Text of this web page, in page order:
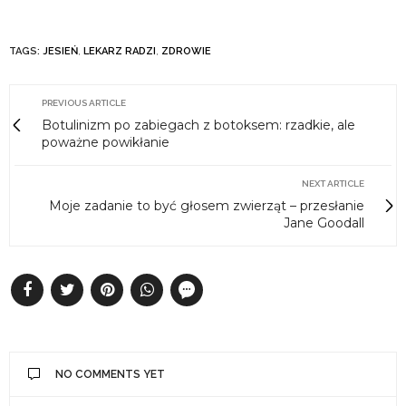
TAGS: JESIEŃ, LEKARZ RADZI , ZDROWIE
PREVIOUS ARTICLE
Botulinizm po zabiegach z botoksem: rzadkie, ale
poważne powikłanie
NEXT ARTICLE
Moje zadanie to być głosem zwierząt – przesłanie
Jane Goodall
NO COMMENTS YET